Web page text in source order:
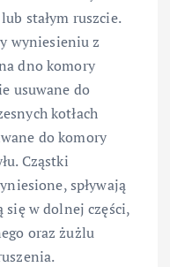
stałym ruszcie.
wyniesieniu z
dno komory
usuwane do
kotłach
do komory
Cząstki
spływają
się w dolnej części,
oraz żużlu